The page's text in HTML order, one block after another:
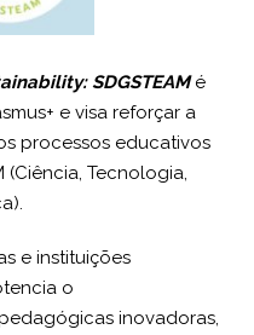
SDGSTEAMé
e visa reforçar a
processos educativos
(Ciência, Tecnologia,
e instituições
o
inovadoras,